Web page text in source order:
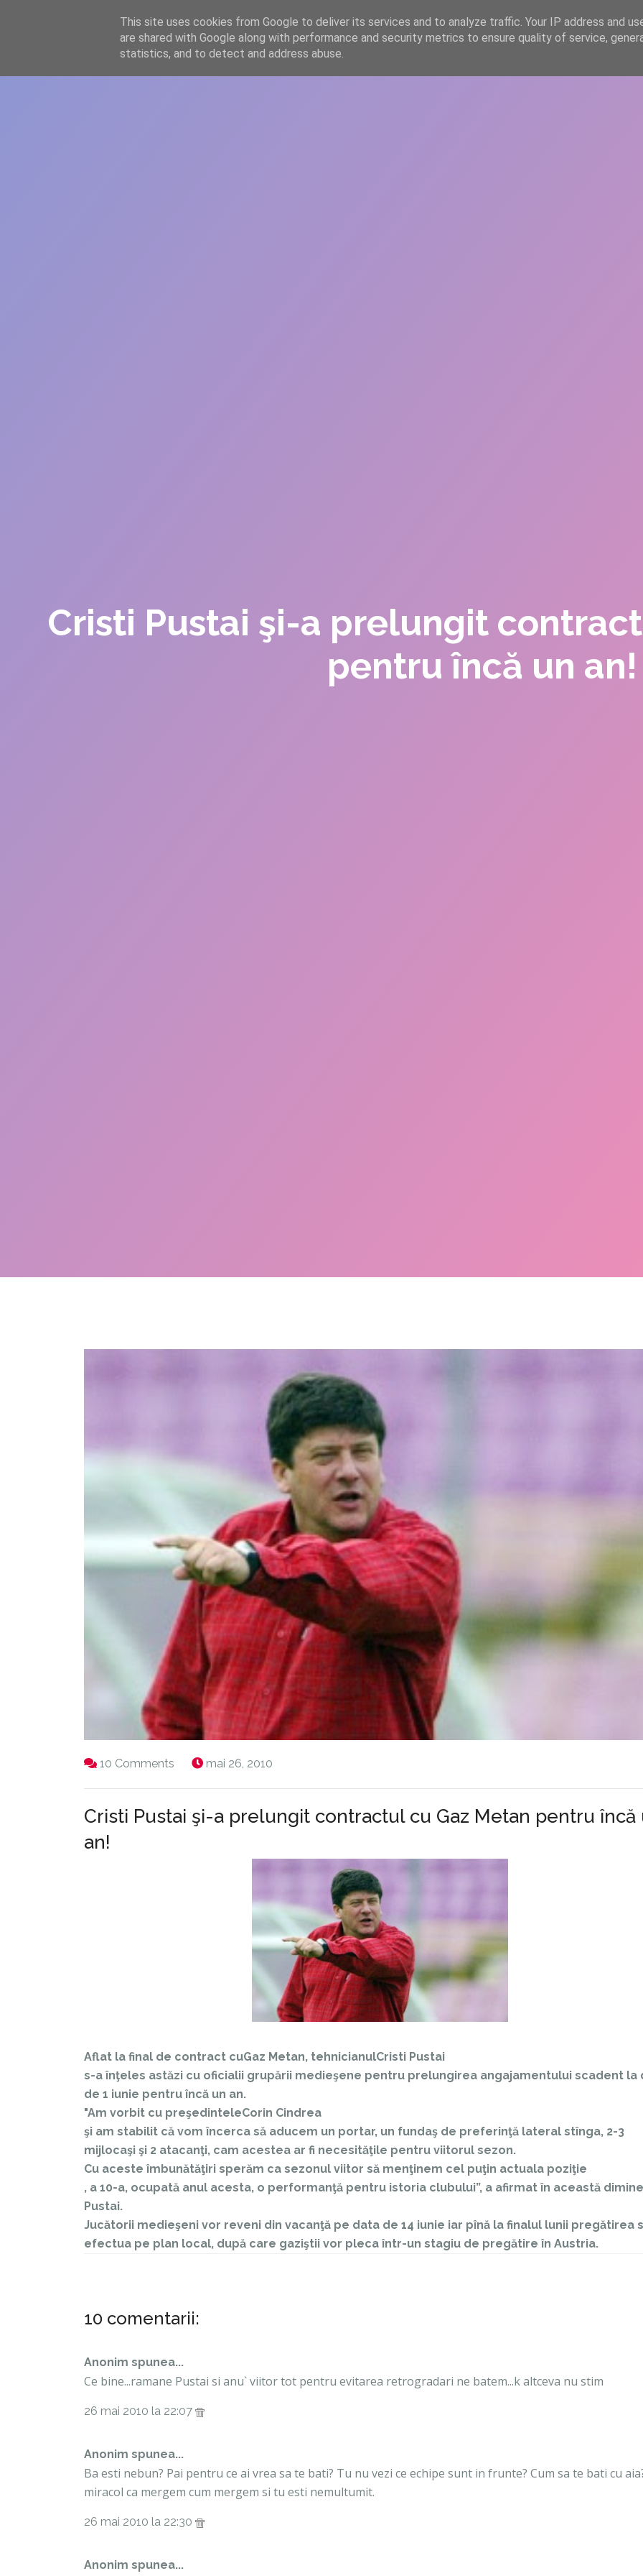
WWW.GAZISTI.RO HOME ARTICOLE DESPRE ECHIPĂ
Cristi Pustai şi-a prelungit
pentru încă un an!
10 Comments mai 26, 2010
Cristi Pustai şi-a prelungit contractul cu Gaz Metan pentru încă
an!
Aflat la final de contract cuGaz Metan, tehnicianulCristi Pustai
s-a înţeles astăzi cu oficialii grupării medieşene pentru prelungirea angajamentului scadent la
de 1 iunie pentru încă un an.
"Am vorbit cu preşedinteleCorin Cindrea
şi am stabilit că vom încerca să aducem un portar, un fundaş de preferinţă lateral stînga, 2-3
mijlocaşi şi 2 atacanţi, cam acestea ar fi necesităţile pentru viitorul sezon.
Cu aceste îmbunătăţiri sperăm ca sezonul viitor să menţinem cel puţin actuala poziţie
, a 10-a, ocupată anul acesta, o performanţă pentru istoria clubului”, a afirmat în această
Pustai.
Jucătorii medieşeni vor reveni din vacanţă pe data de 14 iunie iar pînă la finalul lunii pregătirea
efectua pe plan local, după care gaziştii vor pleca într-un stagiu de pregătire în Austria.
10 comentarii:
Anonim spunea...
Ce bine...ramane Pustai si anu` viitor tot pentru evitarea retrogradari ne batem...k altceva nu stim
26 mai 2010 la 22:07
Anonim spunea...
Ba esti nebun? Pai pentru ce ai vrea sa te bati? Tu nu vezi ce echipe sunt in frunte? Cum sa te bati cu
miracol ca mergem cum mergem si tu esti nemultumit.
26 mai 2010 la 22:30
Anonim spunea...
This site uses cookies from Google to deliver its services and to analyze traffic. Your IP address and
are shared with Google along with performance and security metrics to ensure quality of service,
statistics, and to detect and address abuse.